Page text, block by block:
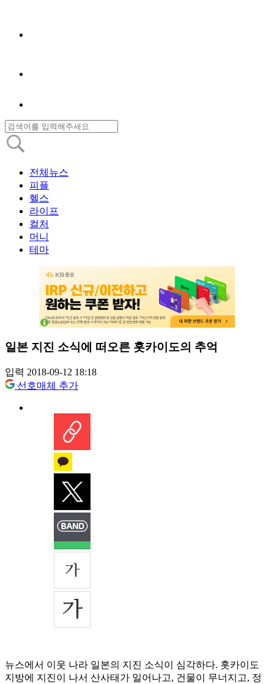
전체뉴스
피플
헬스
라이프
컬처
머니
테마
일본 지진 소식에 떠오른 홋카이도의 추억
입력 2018-09-12 18:18
선호매체 추가
뉴스에서 이웃 나라 일본의 지진 소식이 심각하다. 홋카이도
지방에 지진이 나서 산사태가 일어나고, 건물이 무너지고, 정